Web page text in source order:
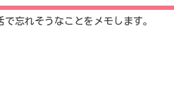
忘れそうなことをメモします。